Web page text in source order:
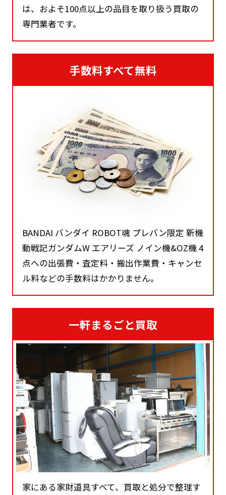
は、およそ100点以上の品目を取り扱う買取の
専門業者です。
手数料すべて無料
BANDAI バンダイ ROBOT魂 プレバン限定 新機
動戦記ガンダムW エアリーズ ノイン機&OZ機 4
点への出張費・査定料・搬出作業費・キャンセ
ル料などの手数料はかかりません。
一軒まるごと買取
家にある家財道具すべて、買取と処分で整理す